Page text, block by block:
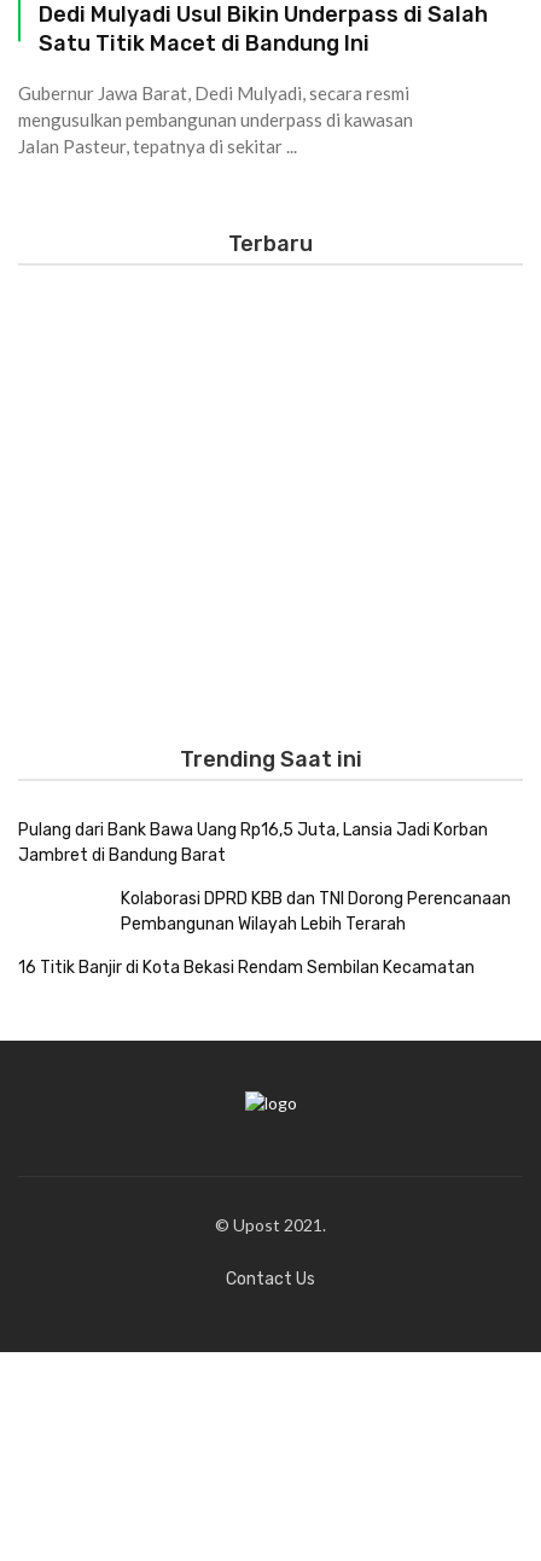
Dedi Mulyadi Usul Bikin Underpass di Salah
Satu Titik Macet di Bandung Ini
Gubernur Jawa Barat, Dedi Mulyadi, secara resmi
mengusulkan pembangunan underpass di kawasan
Jalan Pasteur, tepatnya di sekitar ...
Terbaru
Trending Saat ini
Pulang dari Bank Bawa Uang Rp16,5 Juta, Lansia Jadi Korban
Jambret di Bandung Barat
Kolaborasi DPRD KBB dan TNI Dorong Perencanaan
Pembangunan Wilayah Lebih Terarah
16 Titik Banjir di Kota Bekasi Rendam Sembilan Kecamatan
© Upost 2021.
Contact Us